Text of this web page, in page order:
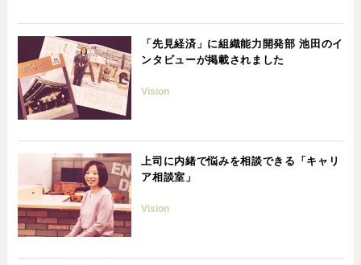
「先見経済」に組織能力開発部 池田のイ
ンタビューが掲載されました
Vision
上司に内緒で悩みを相談できる「キャリ
ア相談室」
Vision